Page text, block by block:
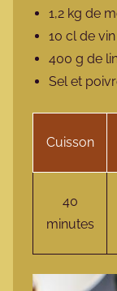
1,2 kg de
10 cl de
400 g de
Sel et
Cuisson
40
minutes